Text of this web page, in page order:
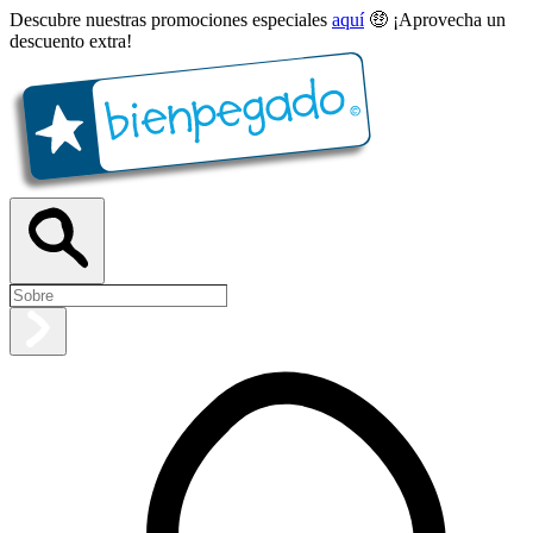
Descubre nuestras promociones especiales aquí🤑 ¡Aprovecha un
descuento extra!